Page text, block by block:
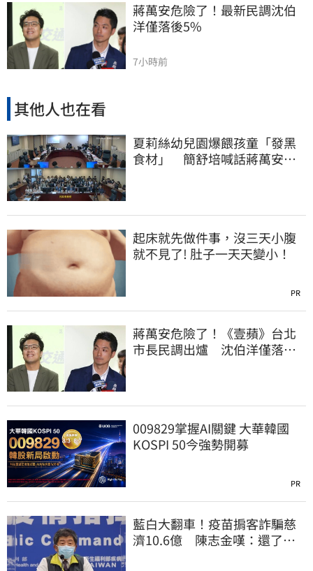
蔣萬安危險了！最新民調沈伯
洋僅落後5%
7小時前
其他人也在看
夏莉絲幼兒園爆餵孩童「發黑
食材」 簡舒培喊話蔣萬安：
起床就先做件事，沒三天小腹
就不見了! 肚子一天天變小！
PR
蔣萬安危險了！《壹蘋》台北
市長民調出爐 沈伯洋僅落後
009829掌握AI關鍵 大華韓國
KOSPI 50今強勢開募
PR
藍白大翻車！疫苗掮客詐騙慈
濟10.6億 陳志金嘆：還了陳